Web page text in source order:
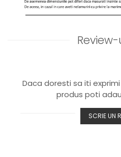
Daca doresti sa iti
produs poti
SCRIE UN